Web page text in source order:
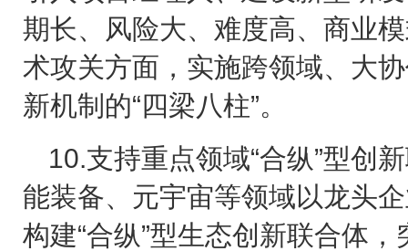
期长、风险大、难度高、商业
术攻关方面，实施跨领域、大
新机制的“四梁八柱”。
10.支持重点领域“合纵”型创
能装备、元宇宙等领域以龙头
构建“合纵”型生态创新联合体